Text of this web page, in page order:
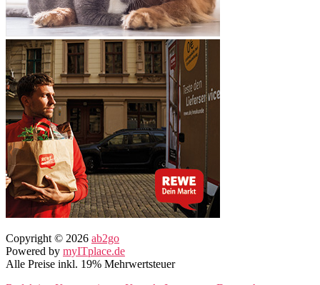
Copyright © 2026 ab2go
Powered by myITplace.de
Alle Preise inkl. 19% Mehrwertsteuer